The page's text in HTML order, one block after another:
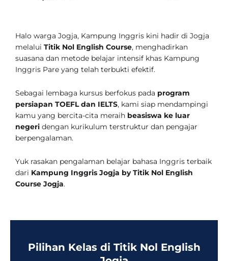
Halo warga Jogja, Kampung Inggris kini hadir di Jogja
melalui Titik Nol English Course, menghadirkan
suasana dan metode belajar intensif khas Kampung
Inggris Pare yang telah terbukti efektif.
Sebagai lembaga kursus berfokus pada program
persiapan TOEFL dan IELTS, kami siap mendampingi
kamu yang bercita-cita meraih beasiswa ke luar
negeri dengan kurikulum terstruktur dan pengajar
berpengalaman.
Yuk rasakan pengalaman belajar bahasa Inggris terbaik
dari Kampung Inggris Jogja by Titik Nol English
Course Jogja.
Pilihan Kelas di Titik Nol English